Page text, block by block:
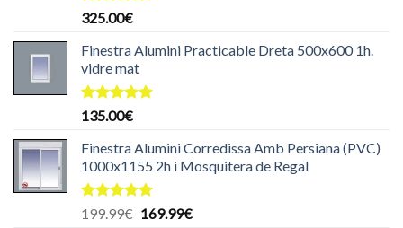
Puntuat
de 5
325.00€
Finestra Alumini Practicable Dreta 500x600 1h.
vidre mat
Puntuat
de 5
135.00€
Finestra Alumini Corredissa Amb Persiana (PVC)
1000x1155 2h i Mosquitera de Regal
Puntuat
199.99€ El
169.99€El